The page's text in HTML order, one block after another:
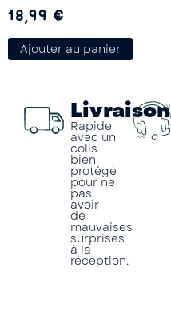
18,99 €
Ajouter au panier
Livraison
Rapide
avec un
colis
bien
protégé
pour ne
pas
avoir
de
mauvaises
surprises
à la
réception.